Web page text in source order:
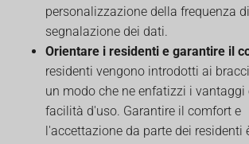
personalizzazione della frequenza di
segnalazione dei dati.
Orientare i residenti e garantire il
residenti vengono introdotti ai
un modo che ne enfatizzi i vantaggi
facilità d'uso. Garantire il comfort e
l'accettazione da parte dei residenti